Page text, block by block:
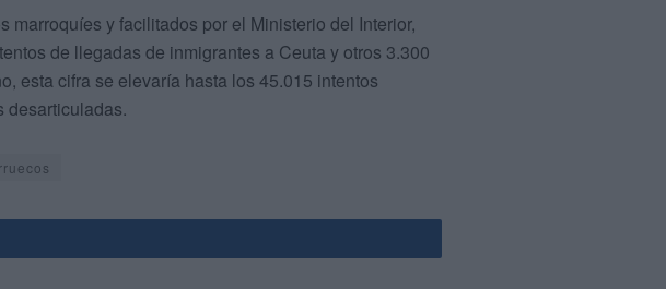
y facilitados por el Ministerio del Interior,
de llegadas de inmigrantes a Ceuta y otros 3.300
esta cifra se elevaría hasta los 45.015 intentos
desarticuladas.